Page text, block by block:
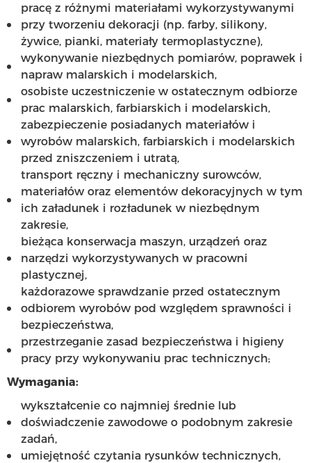
pracę z różnymi materiałami wykorzystywanymi
przy tworzeniu dekoracji (np. farby, silikony,
żywice, pianki, materiały termoplastyczne),
wykonywanie niezbędnych pomiarów, poprawek i
napraw malarskich i modelarskich,
osobiste uczestniczenie w ostatecznym odbiorze
prac malarskich, farbiarskich i modelarskich,
zabezpieczenie posiadanych materiałów i
wyrobów malarskich, farbiarskich i modelarskich
przed zniszczeniem i utratą,
transport ręczny i mechaniczny surowców,
materiałów oraz elementów dekoracyjnych w tym
ich załadunek i rozładunek w niezbędnym
zakresie,
bieżąca konserwacja maszyn, urządzeń oraz
narzędzi wykorzystywanych w pracowni
plastycznej,
każdorazowe sprawdzanie przed ostatecznym
odbiorem wyrobów pod względem sprawności i
bezpieczeństwa,
przestrzeganie zasad bezpieczeństwa i higieny
pracy przy wykonywaniu prac technicznych,
Wymagania:
wykształcenie co najmniej średnie lub
doświadczenie zawodowe o podobnym zakresie
zadań,
umiejętność czytania rysunków technicznych,